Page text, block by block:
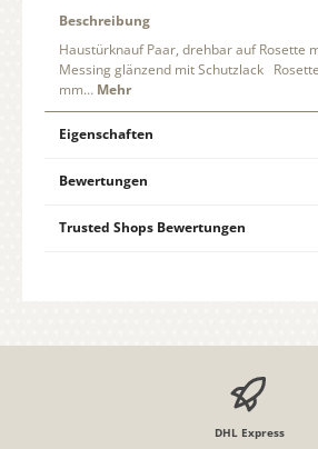
Beschreibung
Haustürknauf Paar, drehbar auf Rosette
Messing glänzend mit Schutzlack
mm… Mehr
Eigenschaften
Bewertungen
Trusted Shops Bewertungen
DHL Express